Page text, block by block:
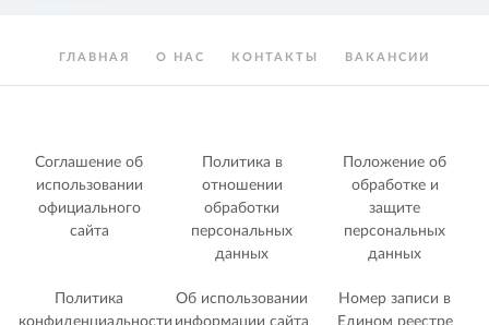
ГЛАВНАЯ О НАС КОНТАКТЫ ВАКАНСИИ
Соглашение об
использовании
официального
сайта
Политика в
отношении
обработки
персональных
данных
Положение об
обработке и
защите
персональных
данных
Политика
конфиденциальности
Об использовании
информации сайта
Номер записи в
Едином реестре